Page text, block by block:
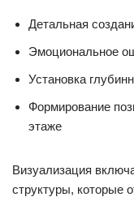
Детальная
Эмоциональное
Установка
Формирование
этаже
Визуализация
структуры, которые